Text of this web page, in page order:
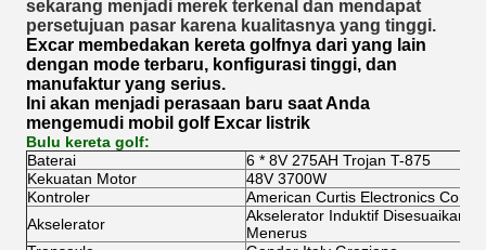
sekarang menjadi merek terkenal dan mendapat
persetujuan pasar karena kualitasnya yang tinggi.
Excar membedakan kereta golfnya dari yang lain
dengan mode terbaru, konfigurasi tinggi, dan
manufaktur yang serius.
Ini akan menjadi perasaan baru saat Anda
mengemudi mobil golf Excar listrik
Bulu kereta golf:
Baterai
6 * 8V 275AH Trojan T-875
Kekuatan Motor
48V 3700W
Kontroler
American Curtis Electronics
Akselerator
Akselerator Induktif Disesuaikan
Menerus